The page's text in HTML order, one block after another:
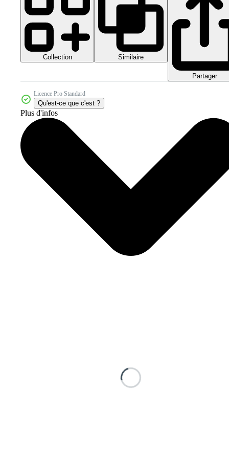
Collection Similaire
Partager
Licence Pro Standard
Qu'est-ce que c'est ?
Plus d'infos